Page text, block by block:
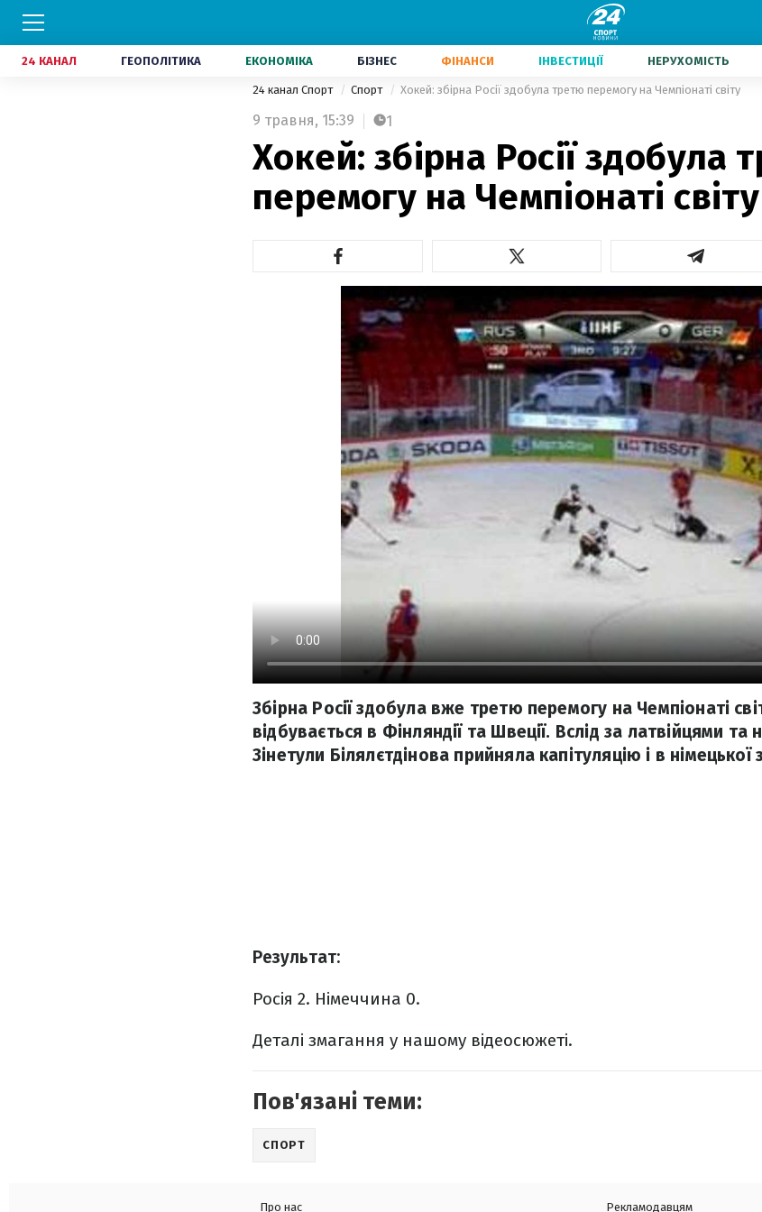
24 КАНАЛ ГЕОПОЛІТИКА ЕКОНОМІКА БІЗНЕС ФІНАНСИ ІНВЕСТИЦІЇ НЕРУХОМІСТЬ
24 канал Спорт Спорт Хокей: збірна Росії здобула третю перемогу на Чемпіонаті світу
9 травня, 15:39 1
Хокей: збірна Росії здобула
перемогу на Чемпіонаті світу
Збірна Росії здобула вже третю перемогу на Чемпіонаті
відбувається в Фінляндії та Швеції. Вслід за латвійцями
Зінетули Білялєтдінова прийняла капітуляцію і в німецької
Результат:
Росія 2. Німеччина 0.
Деталі змагання у нашому відеосюжеті.
Пов'язані теми:
СПОРТ
Про нас Рекламодавцям